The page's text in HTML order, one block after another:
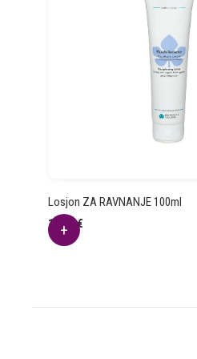
Losjon ZA RAVNANJE 100ml
12.11€